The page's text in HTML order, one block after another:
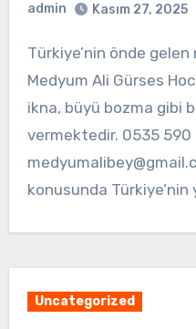
admin Kasım 27, 2025
Türkiye’nin önde gelen medyumlarından olan
Medyum Ali Gürses
ikna, büyü bozma gibi
vermektedir. 0535 590
konusunda
Uncategorized